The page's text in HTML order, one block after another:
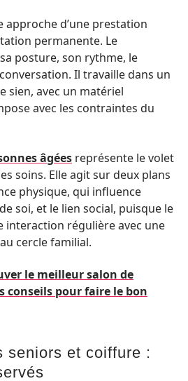
approche d’une prestation
permanente. Le
posture, son rythme, le
Il travaille dans un
sien, avec un matériel
avec les contraintes du
âgées représente le volet
soins. Elle agit sur deux plans
physique, qui influence
soi, et le lien social, puisque le
interaction régulière avec une
cercle familial.
le meilleur salon de
conseils pour faire le bon
seniors et coiffure :